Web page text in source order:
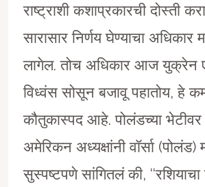
राष्ट्राशी कशाप्रकारची दोस्ती
सारासार निर्णय घेण्याचा अधिकार
लागेल. तोच अधिकार आज युक्रेन
विध्वंस सोसून बजावू पहातोय, हे
कौतुकास्पद आहे. पोलंडच्या
अमेरिकन अध्यक्षांनी वाॅर्सा (पोलंड)
सुस्पष्टपणे सांगितलं की, ‘‘रशियाचा